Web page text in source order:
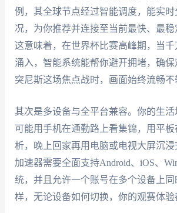
例，其全球节点经过智能调度，能实
况，为你推荐并连接至当前最快、最稳
这意味着，在世界杯比赛高峰期，当
涌入，智能系统能帮你避开拥堵，确保
突尼斯这场焦点战时，画面始终流畅不
其次是多设备与全平台兼容。你的生活
可能用手机在通勤路上看集锦，用平
析，晚上回家再用电脑或电视大屏沉浸
加速器需要全面支持Android、iOS、
统，并且允许一个账号在多个设备上
样，无论设备如何切换，你的观赛体验